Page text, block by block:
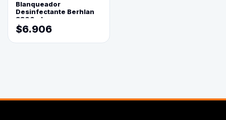
Blanqueador
Desinfectante Berhlan
3800ml
$6.906